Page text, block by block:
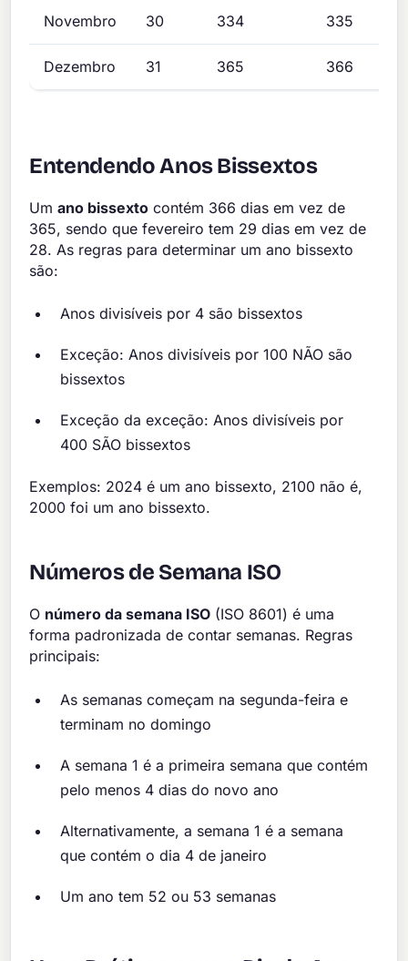
Novembro 30 334 335
Dezembro 31 365 366
Entendendo Anos Bissextos
Umano bissexto contém 366 dias em vez de
365, sendo que fevereiro tem 29 dias em vez de
28. As regras para determinar um ano bissexto
são:
Anos divisíveis por 4 são bissextos
Exceção: Anos divisíveis por 100 NÃO são
bissextos
Exceção da exceção: Anos divisíveis por
400 SÃO bissextos
Exemplos: 2024 é um ano bissexto, 2100 não é,
2000 foi um ano bissexto.
Números de Semana ISO
O número da semana ISO (ISO 8601) é uma
forma padronizada de contar semanas. Regras
principais:
As semanas começam na segunda-feira e
terminam no domingo
A semana 1 é a primeira semana que contém
pelo menos 4 dias do novo ano
Alternativamente, a semana 1 é a semana
que contém o dia 4 de janeiro
Um ano tem 52 ou 53 semanas